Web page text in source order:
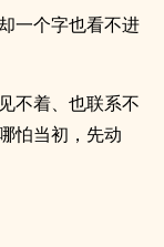
一个字也看不进
不着、也联系不
怕当初，先动